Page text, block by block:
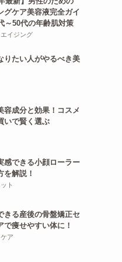
グケア美容液完全ガイ
～50代の年齢肌対策
イジング
りたい人がやるべき美
容成分と効果！コスメ
いで賢く選ぶ
感できる小顔ローラー
を解説！
ト
きる産後の骨盤矯正セ
で痩せやすい体に！
ア